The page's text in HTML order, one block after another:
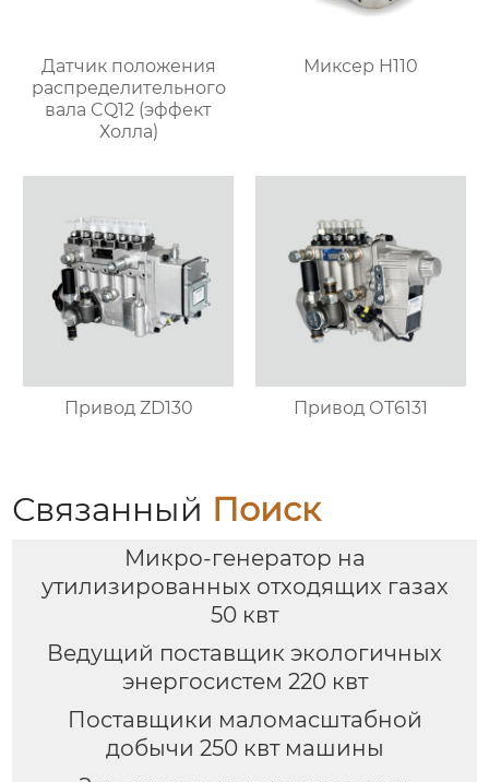
Датчик положения
распределительного
вала CQ12 (эффект
Холла)
Миксер H110
Привод ZD130 Привод ОТ6131
Связанный Поиск
Микро-генератор на
утилизированных отходящих газах
50 квт
Ведущий поставщик экологичных
энергосистем 220 квт
Поставщики маломасштабной
добычи 250 квт машины